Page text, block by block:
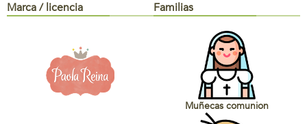
Marca / licencia Familias
Muñecas comunion